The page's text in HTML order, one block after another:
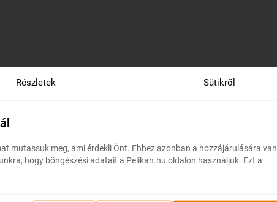
Részletek Sütikről
mutassuk meg, ami érdekli Önt. Ehhez azonban a hozzájárulására van
hogy böngészési adatait a Pelikan.hu oldalon használjuk. Ezt a